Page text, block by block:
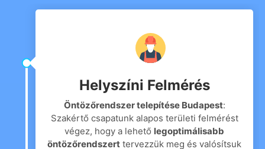
Helyszíni Felmérés
Öntözőrendszer telepítése Budapest:
Szakértő csapatunk alapos területi felmérést
végez, hogy a lehető legoptimálisabb
öntözőrendszert tervezzük meg és valósítsuk